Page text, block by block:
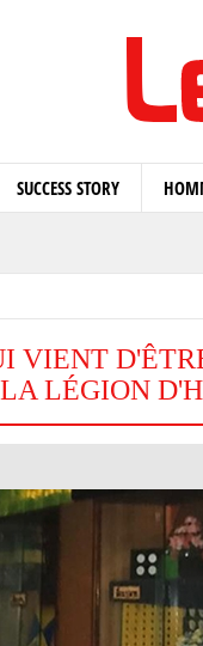
SUCCESS STORY
VIENT
LÉGION